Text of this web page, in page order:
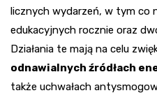
licznych wydarzeń, w tym co
edukacyjnych rocznie oraz
Działania te mają na celu
odnawialnych źródłach
także uchwałach